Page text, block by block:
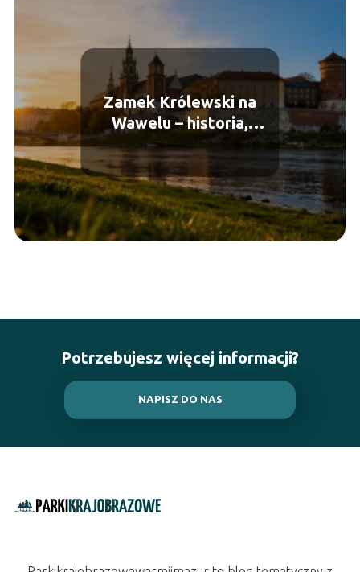
Zamek Królewski na
Wawelu – historia,
zwiedzanie, ciekawostki
Potrzebujesz więcej informacji?
NAPISZ DO NAS